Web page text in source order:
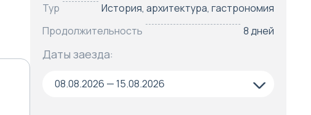
Тур
История, архитектура, гастрономия
Продолжительность
8 дней
Даты заезда:
08.08.2026 — 15.08.2026